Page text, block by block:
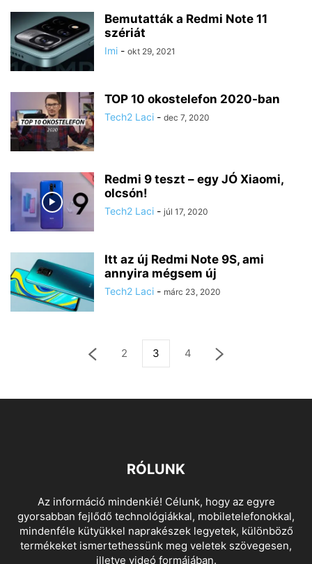
Bemutatták a Redmi Note 11
szériát
Imi - okt 29, 2021
TOP 10 okostelefon 2020-ban
Tech2 Laci - dec 7, 2020
Redmi 9 teszt – egy JÓ Xiaomi,
olcsón!
Tech2 Laci - júl 17, 2020
Itt az új Redmi Note 9S, ami
annyira mégsem új
Tech2 Laci - márc 23, 2020
2 3 4
RÓLUNK
Az információ mindenkié! Célunk, hogy az egyre
gyorsabban fejlődő technológiákkal, mobiletelefonokkal,
mindenféle kütyükkel naprakészek legyetek, különböző
termékeket ismertethessünk meg veletek szövegesen,
illetve videó formájában.